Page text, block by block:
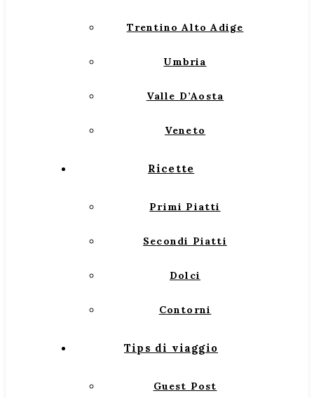
Trentino Alto Adige
Umbria
Valle D’Aosta
Veneto
Ricette
Primi Piatti
Secondi Piatti
Dolci
Contorni
Tips di viaggio
Guest Post